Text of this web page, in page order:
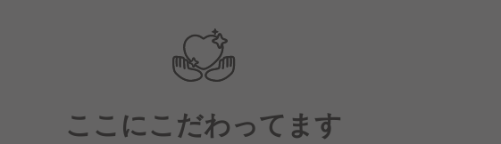
ここにこだわってます